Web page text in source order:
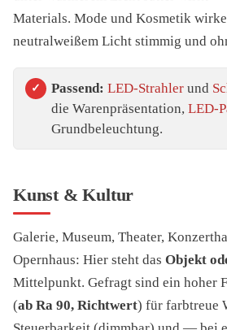
Materials. Mode und Kosmetik
neutralweißem Licht stimmig und
Passend: LED-Strahler und
die Warenpräsentation, LED-
Grundbeleuchtung.
Kunst & Kultur
Galerie, Museum, Theater,
Opernhaus: Hier steht das Objekt
Mittelpunkt. Gefragt sind ein hoher
(ab Ra 90, Richtwert) für farbtreue